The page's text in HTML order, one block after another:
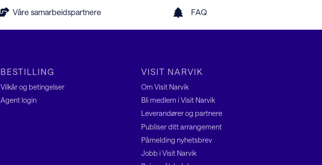
Våre samarbeidspartnere FAQ
BESTILLING
Vilkår og betingelser
Agent login
VISIT NARVIK
Om Visit Narvik
Bli medlem i Visit Narvik
Leverandører og partnere
Publiser ditt arrangement
Påmelding nyhetsbrev
Jobb i Visit Narvik